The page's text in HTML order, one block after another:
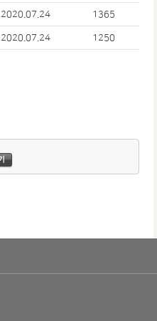
2020.07.24 1365
2020.07.24 1250